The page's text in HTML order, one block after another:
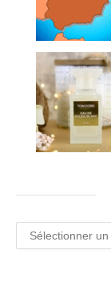
Archives
depuis